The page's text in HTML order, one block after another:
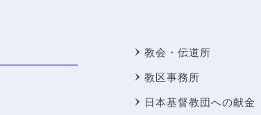
教会・伝道所
教区事務所
日本基督教団への献金